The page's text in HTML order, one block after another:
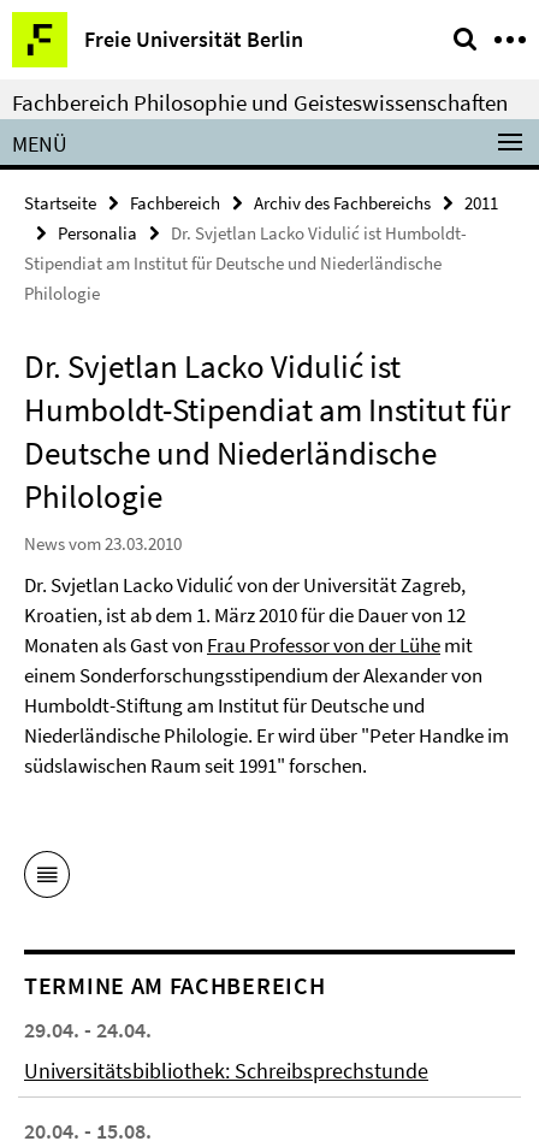
Springe
direkt
zu
Inhalt
Freie Universität Berlin
Service-
Navigation
Fachbereich Philosophie und Geisteswissenschaften
MENÜ
Startseite Fachbereich Archiv des Fachbereichs
2011
Personalia
Dr. Svjetlan Lacko Vidulić ist Humboldt-
Stipendiat am Institut für Deutsche und Niederländische
Philologie
Dr. Svjetlan Lacko Vidulić ist
Humboldt-Stipendiat am Institut für
Deutsche und Niederländische
Philologie
News vom 23.03.2010
Dr. Svjetlan Lacko Vidulić von der Universität Zagreb,
Kroatien, ist ab dem 1. März 2010 für die Dauer von 12
Monaten als Gast von Frau Professor von der Lühemit
einem Sonderforschungsstipendium der Alexander von
Humboldt-Stiftung am Institut für Deutsche und
Niederländische Philologie. Er wird über "Peter Handke im
südslawischen Raum seit 1991" forschen.
TERMINE AM FACHBEREICH
29.04. - 24.04.
Universitätsbibliothek: Schreibsprechstunde
20.04. - 15.08.